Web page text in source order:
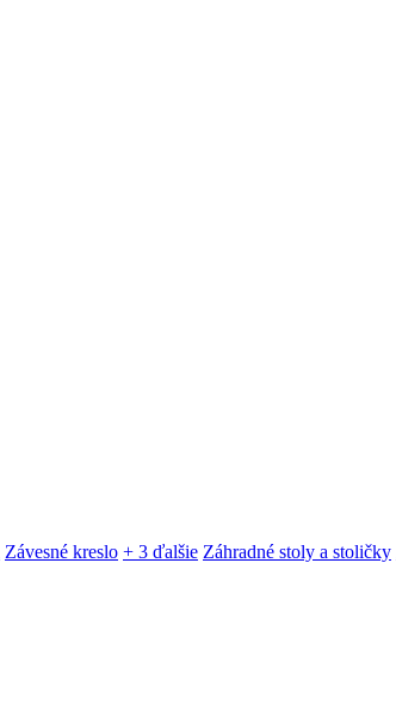
Závesné kreslo + 3 ďalšie Záhradné stoly a stoličky